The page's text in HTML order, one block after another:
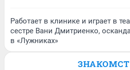
Работает в клинике и играет в
сестре Вани Дмитриенко,
в «Лужниках»